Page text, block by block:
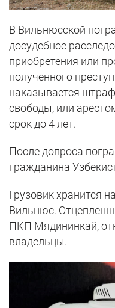
В Вильнюсской
досудебное
приобретения или
полученного
наказывается
свободы, или
срок до 4 лет.
После допроса
гражданина
Грузовик хранится
Вильнюс.
ПКП Мядининкай,
владельцы.